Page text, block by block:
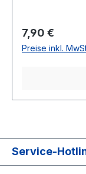
von Fashy Durchmesser: 10 cm Farbe: 3 knallige
Designs zur Auswahl
Regulärer
7,90 €
Preise inkl.
Service-